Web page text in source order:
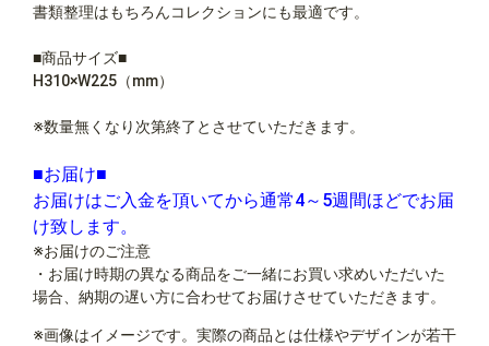
書類整理はもちろんコレクションにも最適です。
■商品サイズ■
H310×W225（mm）
※数量無くなり次第終了とさせていただきます。
■お届け■
お届けはご入金を頂いてから通常4～5週間ほどでお届
け致します。
※お届けのご注意
・お届け時期の異なる商品をご一緒にお買い求めいただいた
場合、納期の遅い方に合わせてお届けさせていただきます。
※画像はイメージです。実際の商品とは仕様やデザインが若干